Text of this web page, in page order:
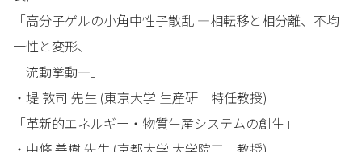
「高分子ゲルの小角中性子散乱 ―相転移と相分離、不均
一性と変形、
流動挙動―」
・堤 敦司 先生 (東京大学 生産研 特任教授)
「革新的エネルギー・物質生産システムの創生」